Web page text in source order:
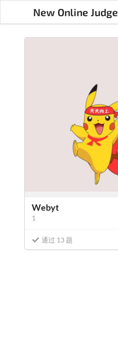
New Online Judge
Webyt
1
通过 13 题